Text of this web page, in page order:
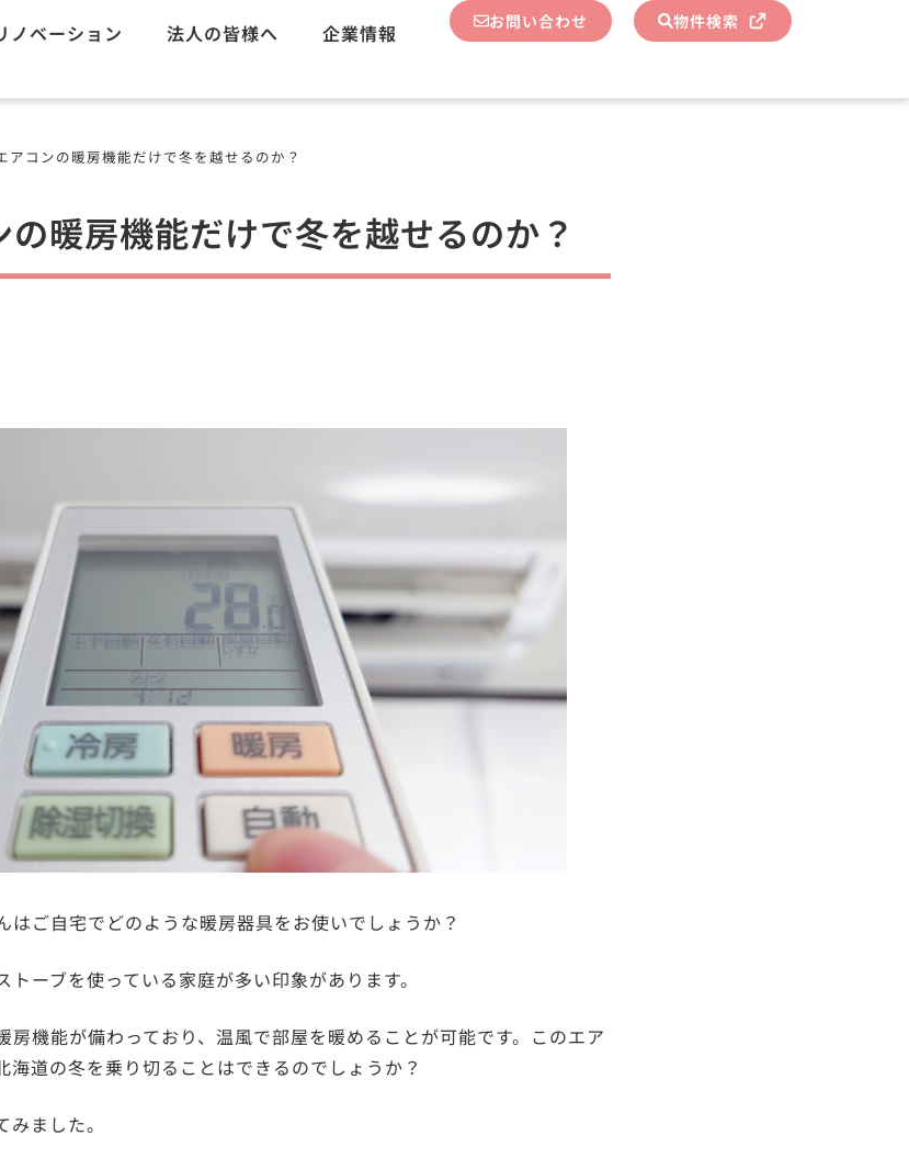
ノベーション 法人の皆様へ 企業情報 お問い合わせ 物件検索
アコンの暖房機能だけで冬を越せるのか？
暖房機能だけで冬を越せるのか？
ご自宅でどのような暖房器具をお使いでしょうか？
ーブを使っている家庭が多い印象があります。
房機能が備わっており、温風で部屋を暖めることが可能です。このエア
海道の冬を乗り切ることはできるのでしょうか？
ました。